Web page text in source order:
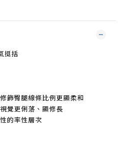
挺括
飾臀腿線條比例更顯柔和
覺更俐落、顯修長
的率性層次